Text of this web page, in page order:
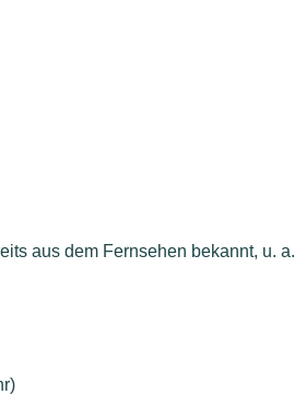
aus dem Fernsehen bekannt, u. a.